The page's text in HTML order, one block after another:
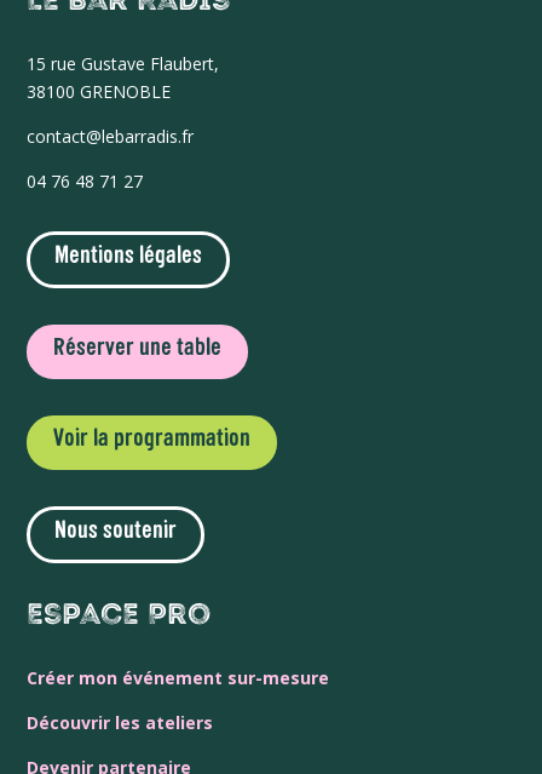
15 rue Gustave Flaubert,
38100 GRENOBLE
contact@lebarradis.fr
04 76 48 71 27
Mentions légales
Réserver une table
Voir la programmation
Nous soutenir
Espace Pro
Créer mon événement sur-mesure
Découvrir les ateliers
Devenir partenaire